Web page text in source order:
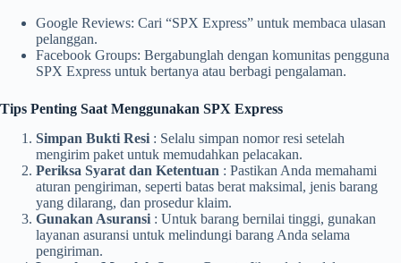
Google Reviews: Cari “SPX Express” untuk membaca ulasan
pelanggan.
Facebook Groups: Bergabunglah dengan komunitas pengguna
SPX Express untuk bertanya atau berbagi pengalaman.
Tips Penting Saat Menggunakan SPX Express
Simpan Bukti Resi : Selalu simpan nomor resi setelah
mengirim paket untuk memudahkan pelacakan.
Periksa Syarat dan Ketentuan : Pastikan Anda memahami
aturan pengiriman, seperti batas berat maksimal, jenis barang
yang dilarang, dan prosedur klaim.
Gunakan Asuransi : Untuk barang bernilai tinggi, gunakan
layanan asuransi untuk melindungi barang Anda selama
pengiriman.